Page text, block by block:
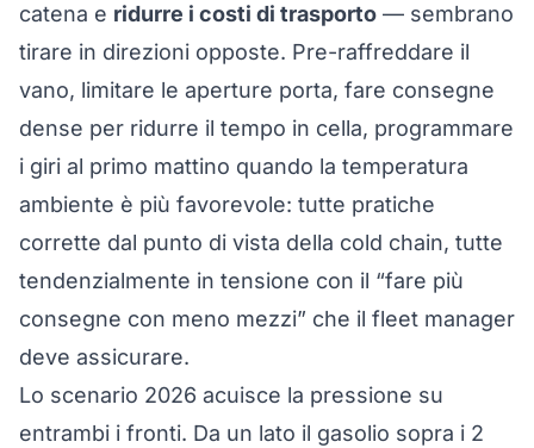
catena e ridurre i costi di trasporto — sembrano
tirare in direzioni opposte. Pre-raffreddare il
vano, limitare le aperture porta, fare consegne
dense per ridurre il tempo in cella, programmare
i giri al primo mattino quando la temperatura
ambiente è più favorevole: tutte pratiche
corrette dal punto di vista della cold chain, tutte
tendenzialmente in tensione con il “fare più
consegne con meno mezzi” che il fleet manager
deve assicurare.
Lo scenario 2026 acuisce la pressione su
entrambi i fronti. Da un lato il gasolio sopra i 2